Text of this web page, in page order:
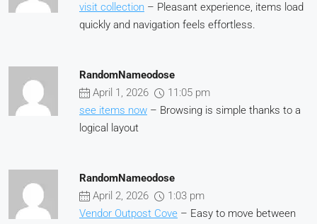
visit collection – Pleasant experience, items load
quickly and navigation feels effortless.
RandomNameodose
April 1, 2026
11:05 pm
see items now – Browsing is simple thanks to a
logical layout
RandomNameodose
April 2, 2026
1:03 pm
Vendor Outpost Cove – Easy to move between